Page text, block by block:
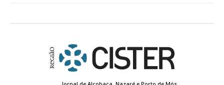
Ofertas para assinatura anual